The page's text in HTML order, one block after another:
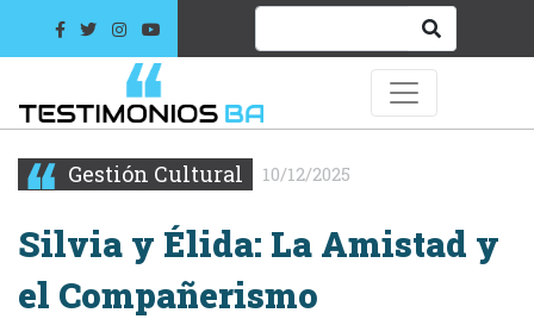
Gestión Cultural 10/12/2025
Silvia y Élida: La Amistad y
el Compañerismo